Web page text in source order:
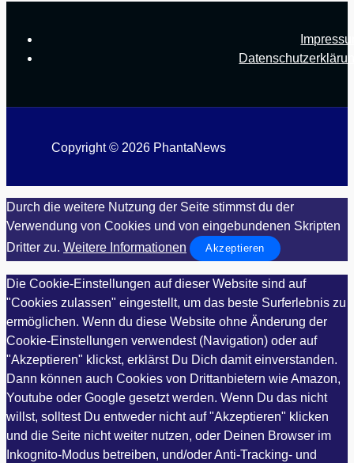
Copyright © 2026 PhantaNews
Durch die weitere Nutzung der Seite stimmst du der
Verwendung von Cookies und von eingebundenen Skripten
Dritter zu. Weitere Informationen Akzeptieren
Die Cookie-Einstellungen auf dieser Website sind auf
"Cookies zulassen" eingestellt, um das beste Surferlebnis zu
ermöglichen. Wenn du diese Website ohne Änderung der
Cookie-Einstellungen verwendest (Navigation) oder auf
"Akzeptieren" klickst, erklärst Du Dich damit einverstanden.
Dann können auch Cookies von Drittanbietern wie Amazon,
Youtube oder Google gesetzt werden. Wenn Du das nicht
willst, solltest Du entweder nicht auf "Akzeptieren" klicken
und die Seite nicht weiter nutzen, oder Deinen Browser im
Inkognito-Modus betreiben, und/oder Anti-Tracking- und